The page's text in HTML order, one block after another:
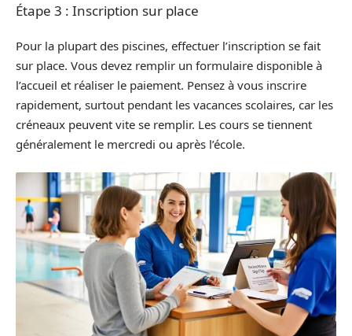
Étape 3 : Inscription sur place
Pour la plupart des piscines, effectuer l’inscription se fait
sur place. Vous devez remplir un formulaire disponible à
l’accueil et réaliser le paiement. Pensez à vous inscrire
rapidement, surtout pendant les vacances scolaires, car les
créneaux peuvent vite se remplir. Les cours se tiennent
généralement le mercredi ou après l’école.